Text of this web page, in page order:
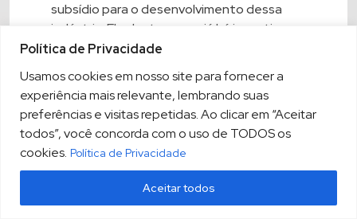
Política de Privacidade
Usamos cookies em nosso site para fornecer a
experiência mais relevante, lembrando suas
preferências e visitas repetidas. Ao clicar em “Aceitar
todos”, você concorda com o uso de TODOS os
cookies. Política de Privacidade
Aceitar todos
subsídio para o desenvolvimento dessa
indústria. Ele destaca que já há incentivo
para as fontes renováveis e linhas de
financiamento disponíveis.
O executivo afirmou que uma das frentes
que o governo vai trabalhar é na criação de
um site que reúna todas as legislações que
de alguma forma estejam relacionadas com
a produção do hidrogênio. Por exemplo, já